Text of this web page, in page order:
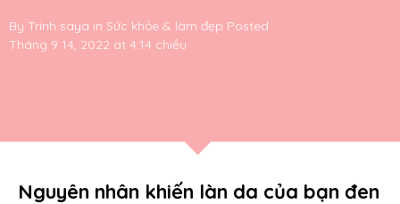
By Trinh saya in Sức khỏe & làm đẹp Posted
Tháng 9 14, 2022 at 4:14 chiều
Nguyên nhân khiến làn da của bạn đen